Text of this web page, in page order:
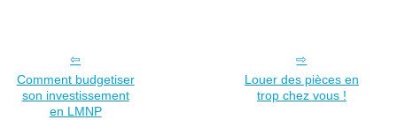
Comment budgetiser
son investissement
en LMNP
Louer des pièces en
trop chez vous !